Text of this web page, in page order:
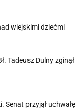
wiejskimi dziećmi
Tadeusz Dulny zginął
Senat przyjął uchwałę